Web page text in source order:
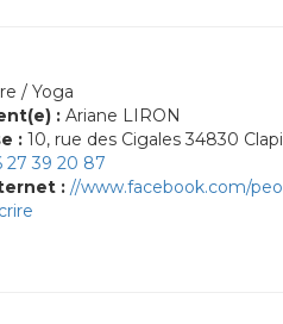
/ Yoga
: Ariane LIRON
: 10, rue des Cigales 34830
27 39 20 87
: //www.facebook.com/